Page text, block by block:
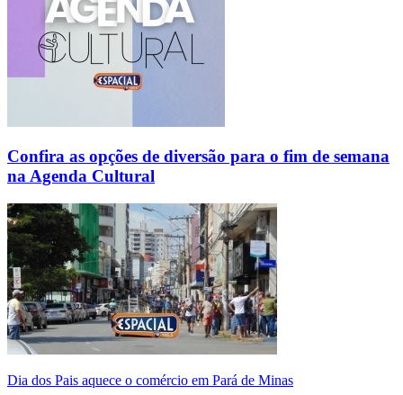
Confira as opções de diversão para o fim de semana
na Agenda Cultural
Dia dos Pais aquece o comércio em Pará de Minas